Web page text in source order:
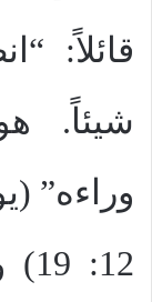
قائلاً:
شيئاً.
وراءه”